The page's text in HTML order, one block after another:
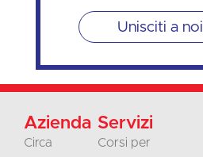
Unisciti a noi
Azienda
Circa
Servizi
Corsi per